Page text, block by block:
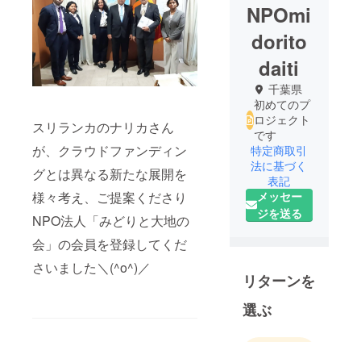
スリランカのナリカさん
が、クラウドファンディン
グとは異なる新たな展開を
様々考え、ご提案くださり
NPO法人「みどりと大地の
会」の会員を登録してくだ
さいました＼(^o^)／
NPOmi
dorito
daiti
千葉県
初めてのプ
ロジェクト
です
特定商取引
法に基づく
表記
メッセー
ジを送る
リターンを
選ぶ